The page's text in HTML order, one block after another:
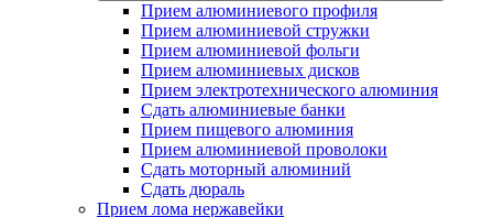
Прием алюминиевого профиля
Прием алюминиевой стружки
Прием алюминиевой фольги
Прием алюминиевых дисков
Прием электротехнического алюминия
Сдать алюминиевые банки
Прием пищевого алюминия
Прием алюминиевой проволоки
Сдать моторный алюминий
Сдать дюраль
Прием лома нержавейки